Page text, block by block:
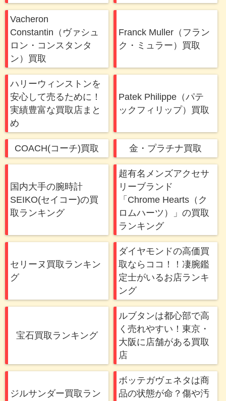
Vacheron
Constantin（ヴァシュ
ロン・コンスタンタ
ン）買取
Franck Muller（フラン
ク・ミュラー）買取
ハリーウィンストンを
安心して売るために！
実績豊富な買取店まと
め
Patek Philippe（パテ
ックフィリップ）買取
COACH(コーチ)買取 金・プラチナ買取
国内大手の腕時計
SEIKO(セイコー)の買
取ランキング
超有名メンズアクセサ
リーブランド
「Chrome Hearts（ク
ロムハーツ）」の買取
ランキング
セリーヌ買取ランキン
グ
ダイヤモンドの高価買
取ならココ！！凄腕鑑
定士がいるお店ランキ
ング
宝石買取ランキング
ルブタンは都心部で高
く売れやすい！東京・
大阪に店舗がある買取
店
ジルサンダー買取ラン
ボッテガヴェネタは商
品の状態が命？傷や汚